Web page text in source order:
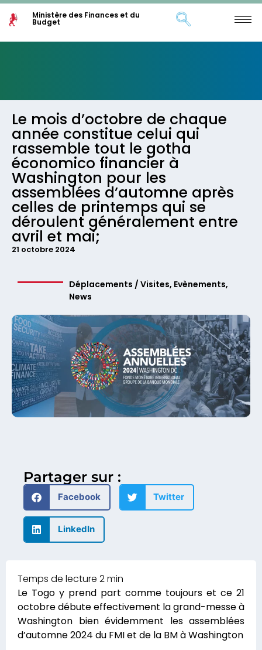
Ministère des Finances et du
Budget
Le mois d’octobre de chaque
année constitue celui qui
rassemble tout le gotha
économico financier à
Washington pour les
assemblées d’automne après
celles de printemps qui se
déroulent généralement entre
avril et mai;
21 octobre 2024
Déplacements / Visites, Evènements,
News
Partager sur :
Facebook Twitter
LinkedIn
Le Togo y prend part comme toujours et ce 21
octobre débute effectivement la grand-messe à
Washington bien évidemment les assemblées
d’automne 2024 du FMI et de la BM à Washington